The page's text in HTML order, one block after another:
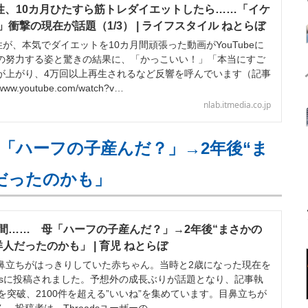
、10カ月ひたすら筋トレダイエットしたら……「イケ
衝撃の現在が話題（1/3） | ライフスタイル ねとらぼ
、本気でダイエットを10カ月間頑張った動画がYouTubeに
努力する姿と驚きの結果に、「かっこいい！」「本当にすご
上がり、4万回以上再生されるなど反響を呼んでいます（記事
watch?v…
nlab.itmedia.co.jp
ーフの子産んだ？」→2年後“ま
たのかも」
…… 母「ハーフの子産んだ？」→2年後“まさかの
だったのかも」 | 育児 ねとらぼ
ちがはっきりしていた赤ちゃん。当時と2歳になった現在を
投稿されました。予想外の成長ぶりが話題となり、記事執
突破、2100件を超える”いいね”を集めています。目鼻立ちが